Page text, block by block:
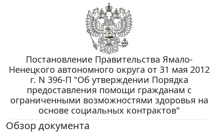
Постановление Правительства Ямало-
Ненецкого автономного округа от 31 мая 2012
г. N 396-П "Об утверждении Порядка
предоставления помощи гражданам с
ограниченными возможностями здоровья на
основе социальных контрактов"
Обзор документа